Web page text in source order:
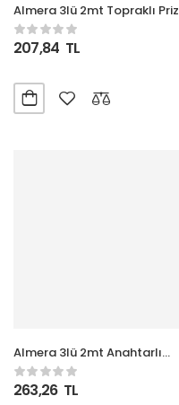
Almera 3lü 2mt Topraklı Priz
(9230102)
207,84 TL
Almera 3lü 2mt Anahtarlı
Topraklı Priz (9230202)
263,26 TL